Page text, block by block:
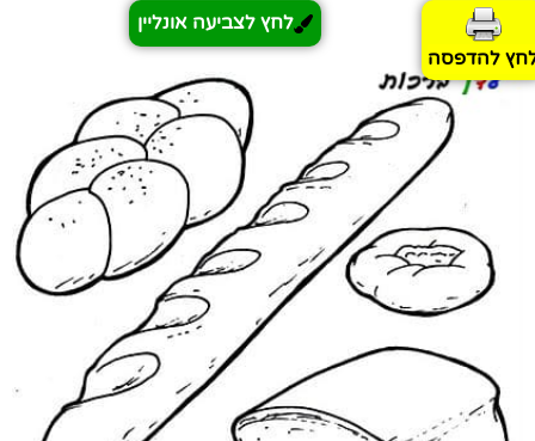
להדפסה
לחץ לצביעה אונליין